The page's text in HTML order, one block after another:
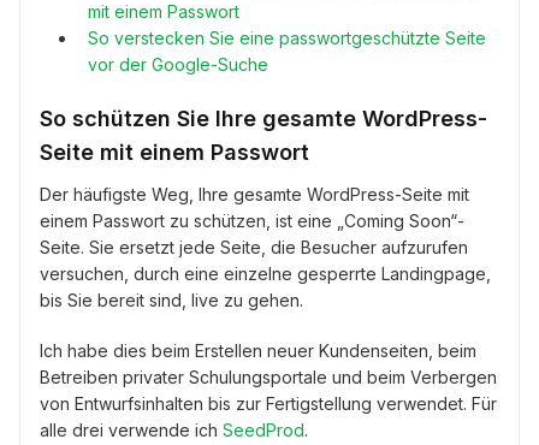
mit einem Passwort
So verstecken Sie eine passwortgeschützte Seite
vor der Google-Suche
So schützen Sie Ihre gesamte WordPress-
Seite mit einem Passwort
Der häufigste Weg, Ihre gesamte WordPress-Seite mit
einem Passwort zu schützen, ist eine „Coming Soon“-
Seite. Sie ersetzt jede Seite, die Besucher aufzurufen
versuchen, durch eine einzelne gesperrte Landingpage,
bis Sie bereit sind, live zu gehen.
Ich habe dies beim Erstellen neuer Kundenseiten, beim
Betreiben privater Schulungsportale und beim Verbergen
von Entwurfsinhalten bis zur Fertigstellung verwendet. Für
alle drei verwende ich SeedProd.